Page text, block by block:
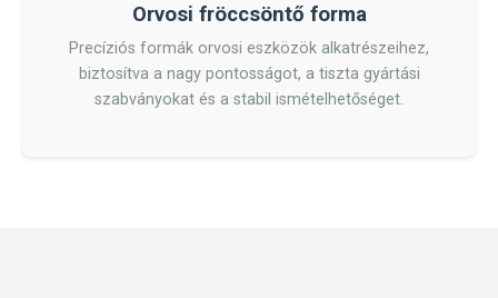
Orvosi fröccsöntő forma
Precíziós formák orvosi eszközök alkatrészeihez,
biztosítva a nagy pontosságot, a tiszta gyártási
szabványokat és a stabil ismételhetőséget.